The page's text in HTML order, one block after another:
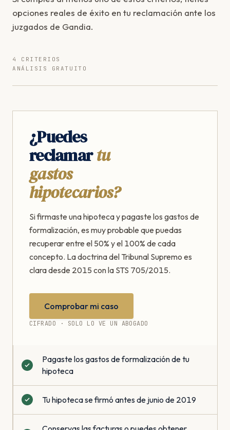
opciones reales de éxito en tu reclamación ante los
juzgados de Gandia.
4 CRITERIOS
ANÁLISIS GRATUITO
¿Puedes
reclamartu
gastos
hipotecarios?
Si firmaste una hipoteca y pagaste los gastos de
formalización, es muy probable que puedas
recuperar entre el 50% y el 100% de cada
concepto. La doctrina del Tribunal Supremo es
clara desde 2015 con la STS 705/2015.
Comprobar mi caso
CIFRADO · SOLO LO VE UN ABOGADO
Pagaste los gastos de formalización de tu
hipoteca
Tu hipoteca se firmó antes de junio de 2019